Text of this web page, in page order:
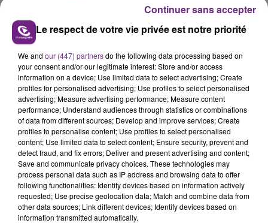
LE MAGASIN JOUÉCLUB DE REIMS FERME
SES PORTES
C'était l'une des institutions du centre-ville
rémois. Le magasin JouéClub est contraint de
fermer ses portes.
TITRES DIFFUSÉS
9h57
9h57 9h54
9h54
Le respect de votre vie privée est notre priorité
We and our (447) partnersdo the following data processing based on
your consent and/or our legitimate interest: Store and/or access
information on a device; Use limited data to select advertising; Create
profiles for personalised advertising; Use profiles to select personalised
advertising; Measure advertising performance; Measure content
performance; Understand audiences through statistics or combinations
of data from different sources; Develop and improve services; Create
profiles to personalise content; Use profiles to select personalised
content; Use limited data to select content; Ensure security, prevent and
detect fraud, and fix errors; Deliver and present advertising and content;
Save and communicate privacy choices. These technologies may
process personal data such as IP address and browsing data to offer
following functionalities: Identify devices based on information actively
requested; Use precise geolocation data; Match and combine data from
other data sources; Link different devices; Identify devices based on
information transmitted automatically.
Continuer sans accepter